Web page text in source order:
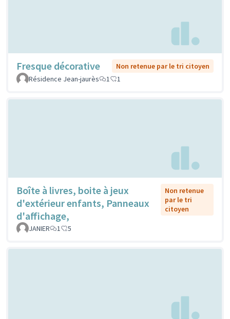
Fresque décorative
Non retenue par le tri citoyen
Résidence Jean-jaurès
1 1
Boîte à livres, boite à jeux
d'extérieur enfants, Panneaux
d'affichage,
Non retenue
par le tri
citoyen
JANIER 1 5